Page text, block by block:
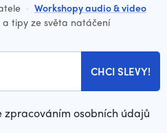
· Workshopy audio & video
a tipy ze světa natáčení
CHCI SLEVY!
zpracováním osobních údajů